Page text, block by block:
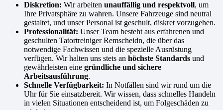
Diskretion: Wir arbeiten unauffällig und respektvoll, um
Ihre Privatsphäre zu wahren. Unsere Fahrzeuge sind neutral
gestaltet, und unser Personal ist geschult, diskret vorzugehen.
Professionalität: Unser Team besteht aus erfahrenen und
geschulten Tatortreiniger Remscheidn, die über das
notwendige Fachwissen und die spezielle Ausrüstung
verfügen. Wir halten uns stets an höchste Standards und
gewährleisten eine gründliche und sichere
Arbeitsausführung.
Schnelle Verfügbarkeit: In Notfällen sind wir rund um die
Uhr für Sie einsatzbereit. Wir wissen, dass schnelles Handeln
in vielen Situationen entscheidend ist, um Folgeschäden zu